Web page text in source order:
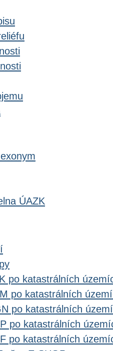
ÚAZK
po katastrálních
po katastrálních
po katastrálních
po katastrálních
po katastrálních